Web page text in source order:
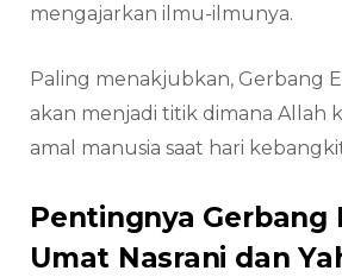
mengajarkan ilmu-ilmunya.
Paling menakjubkan, Gerbang
akan menjadi titik dimana Allah
amal manusia saat hari
Pentingnya Gerbang
Umat Nasrani dan